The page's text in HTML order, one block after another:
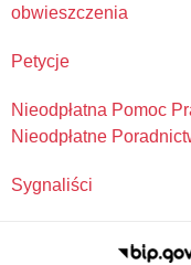
obwieszczenia
Petycje
Nieodpłatna Pomoc
Nieodpłatne
Sygnaliści